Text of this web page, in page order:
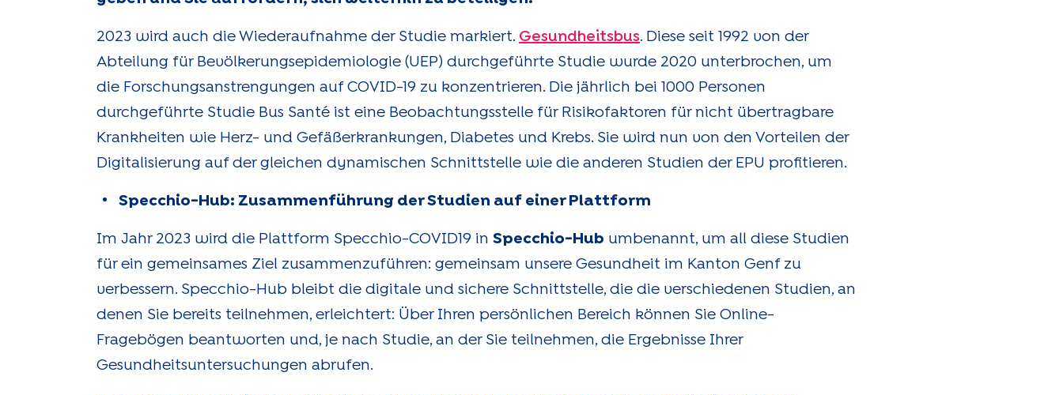
2023 wird auch die Wiederaufnahme der Studie markiert. Gesundheitsbus. Diese seit 1992 von der
Abteilung für Bevölkerungsepidemiologie (UEP) durchgeführte Studie wurde 2020 unterbrochen, um
die Forschungsanstrengungen auf COVID-19 zu konzentrieren. Die jährlich bei 1000 Personen
durchgeführte Studie Bus Santé ist eine Beobachtungsstelle für Risikofaktoren für nicht übertragbare
Krankheiten wie Herz- und Gefäßerkrankungen, Diabetes und Krebs. Sie wird nun von den Vorteilen der
Digitalisierung auf der gleichen dynamischen Schnittstelle wie die anderen Studien der EPU profitieren.
Specchio-Hub: Zusammenführung der Studien auf einer Plattform
Im Jahr 2023 wird die Plattform Specchio-COVID19 in Specchio-Hub umbenannt, um all diese Studien
für ein gemeinsames Ziel zusammenzuführen: gemeinsam unsere Gesundheit im Kanton Genf zu
verbessern. Specchio-Hub bleibt die digitale und sichere Schnittstelle, die die verschiedenen Studien, an
denen Sie bereits teilnehmen, erleichtert: Über Ihren persönlichen Bereich können Sie Online-
Fragebögen beantworten und, je nach Studie, an der Sie teilnehmen, die Ergebnisse Ihrer
Gesundheitsuntersuchungen abrufen.